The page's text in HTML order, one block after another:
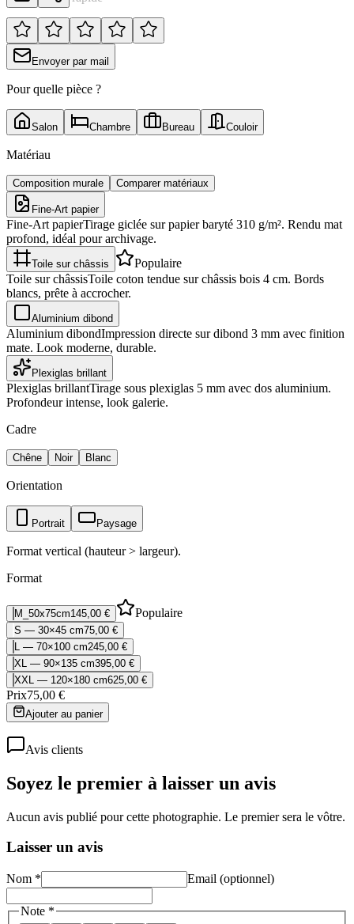
Envoyer par mail
Pour quelle pièce ?
Salon Chambre Bureau Couloir
Matériau
Composition murale Comparer matériaux
Fine-Art papier
Fine-Art papierTirage giclée sur papier baryté 310 g/m². Rendu mat
profond, idéal pour archivage.
Toile sur châssis
Populaire
Toile sur châssisToile coton tendue sur châssis bois 4 cm. Bords
blancs, prête à accrocher.
Aluminium dibond
Aluminium dibondImpression directe sur dibond 3 mm avec finition
mate. Look moderne, durable.
Plexiglas brillant
Plexiglas brillantTirage sous plexiglas 5 mm avec dos aluminium.
Profondeur intense, look galerie.
Cadre
Chêne Noir Blanc
Orientation
Portrait Paysage
Format vertical (hauteur > largeur).
Format
M_50x75cm145,00 € Populaire
S — 30×45 cm75,00 €
L — 70×100 cm245,00 €
XL — 90×135 cm395,00 €
XXL — 120×180 cm625,00 €
Prix75,00 €
Ajouter au panier
Avis clients
Soyez le premier à laisser un avis
Aucun avis publié pour cette photographie. Le premier sera le vôtre.
Laisser un avis
Nom * Email (optionnel)
Note *